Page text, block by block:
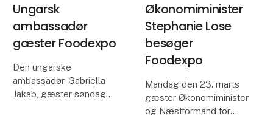
Smelt smør og
chokolade over vandbad.
Ungarsk
ambassadør
gæster Foodexpo
Den ungarske
ambassadør, Gabriella
Jakab, gæster søndag
Økonomiminister
Stephanie Lose
besøger
Foodexpo
Mandag den 23. marts
gæster Økonomiminister
og Næstformand for